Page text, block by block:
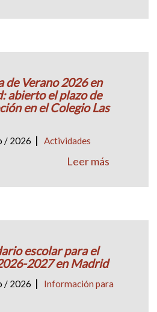
de Verano 2026 en
abierto el plazo de
en el Colegio Las
/ 2026 | Actividades
Leer más
escolar para el
2027 en Madrid
/ 2026 |
Información para